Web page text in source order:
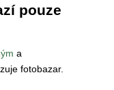
pouze
a
fotobazar.